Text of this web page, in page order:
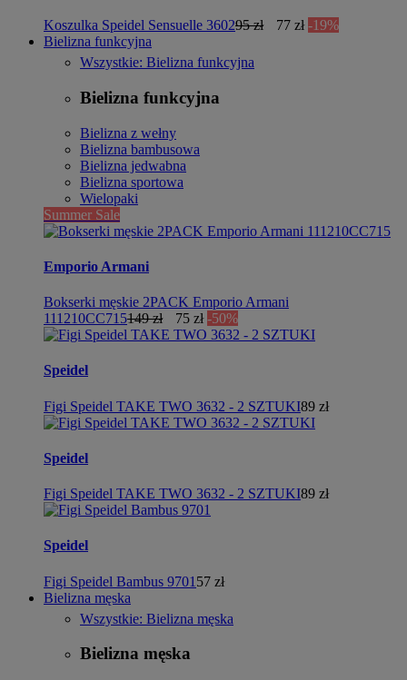
Koszulka Speidel Sensuelle 360295 zł 77 zł -19%
Bielizna funkcyjna
Wszystkie: Bielizna funkcyjna
Bielizna funkcyjna
Bielizna z wełny
Bielizna bambusowa
Bielizna jedwabna
Bielizna sportowa
Wielopaki
Summer Sale
Emporio Armani
Bokserki męskie 2PACK Emporio Armani
111210CC715149 zł 75 zł -50%
Speidel
Figi Speidel TAKE TWO 3632 - 2 SZTUKI89 zł
Speidel
Figi Speidel TAKE TWO 3632 - 2 SZTUKI89 zł
Speidel
Figi Speidel Bambus 9701 57 zł
Bielizna męska
Wszystkie: Bielizna męska
Bielizna męska